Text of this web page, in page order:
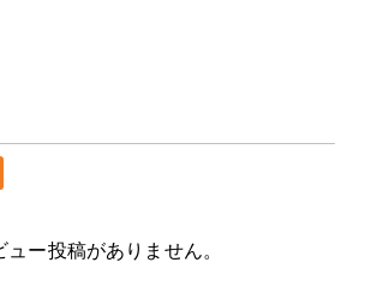
ュー投稿がありません。